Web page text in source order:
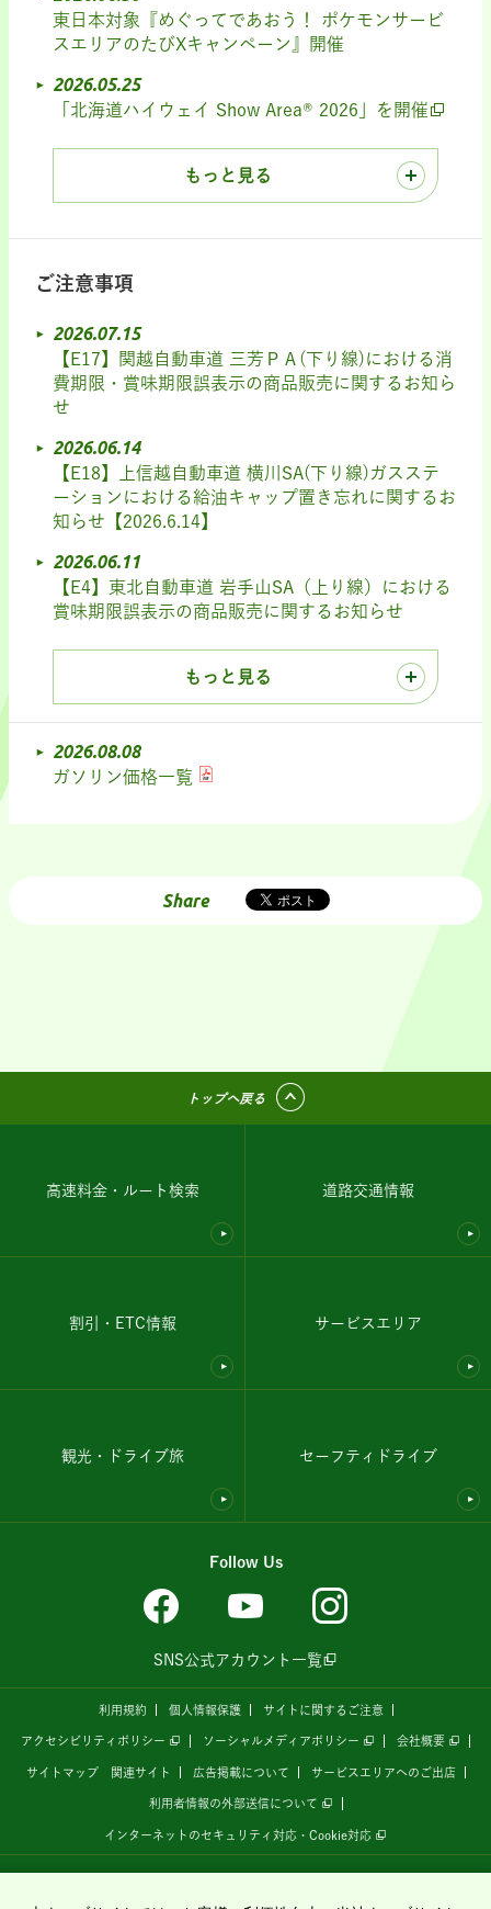
東日本対象『めぐってであおう！ ポケモンサービ
スエリアのたびXキャンペーン』開催
2026.05.25
「北海道ハイウェイ Show Area® 2026」を開催
もっと見る
ご注意事項
2026.07.15
【E17】関越自動車道 三芳ＰＡ(下り線)における消
費期限・賞味期限誤表示の商品販売に関するお知ら
せ
2026.06.14
【E18】上信越自動車道 横川SA(下り線)ガスステ
ーションにおける給油キャップ置き忘れに関するお
知らせ【2026.6.14】
2026.06.11
【E4】東北自動車道 岩手山SA（上り線）における
賞味期限誤表示の商品販売に関するお知らせ
もっと見る
2026.08.08
ガソリン価格一覧
Share
トップへ戻る
高速料金・ルート検索 道路交通情報
割引・ETC情報 サービスエリア
観光・ドライブ旅 セーフティドライブ
Follow Us
SNS公式アカウント一覧
利用規約 個人情報保護 サイトに関するご注意
アクセシビリティポリシー ソーシャルメディアポリシー 会社概要
サイトマップ 関連サイト 広告掲載について サービスエリアへのご出店
利用者情報の外部送信について
インターネットのセキュリティ対応・Cookie対応
運営しています。